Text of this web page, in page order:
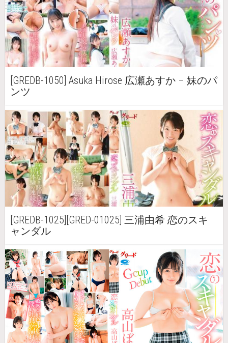
[GREDB-1050] Asuka Hirose 広瀬あすか – 妹のパ
ンツ
[GREDB-1025][GRED-01025] 三浦由希 恋のスキ
ャンダル